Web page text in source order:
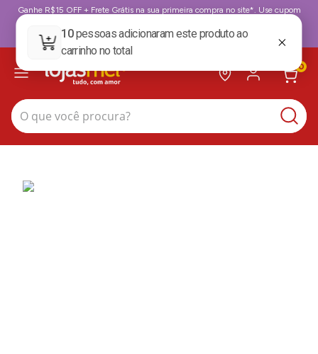
Ganhe R$15 OFF + Frete Grátis na sua primeira compra no site*. Use cupom
BoasVindas
0
O que você procura?